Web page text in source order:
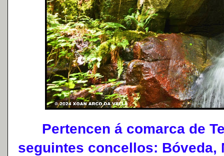
Pertencen á comarca de
seguintes concellos: Bóveda,